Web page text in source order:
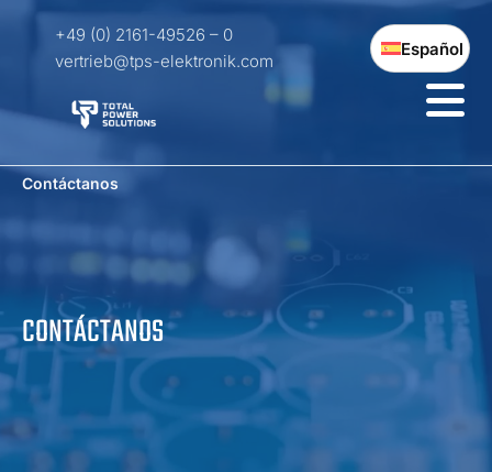
+49 (0) 2161-49526 – 0
vertrieb@tps-elektronik.com
Español
CONTÁCTANOS
Contáctanos